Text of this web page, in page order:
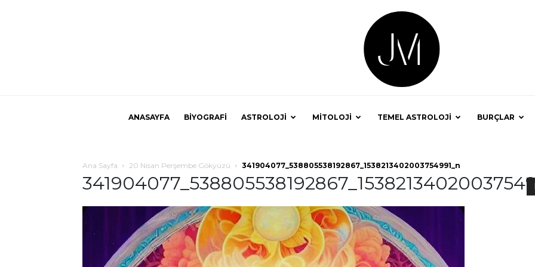
Jale
ANASAYFA BİYOGRAFİ ASTROLOJİ MİTOLOJİ TEMEL ASTROLOJİ BURÇLAR
Ana Sayfa 20 Nisan Perşembe Gökyüzü 341904077_538805538192867_1538213402003754991_n